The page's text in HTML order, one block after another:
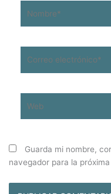
electrónico*
Guarda mi nombre,
navegador para la